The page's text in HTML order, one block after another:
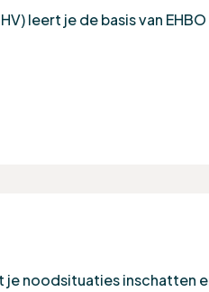
leert je de basis van EHBO
je noodsituaties inschatten